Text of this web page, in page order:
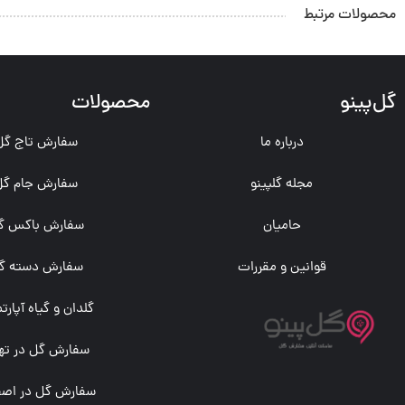
محصولات مرتبط
گل‌پینو
درباره ما
مجله گلپینو
حامیان
قوانین و مقررات
محصولات
سفارش تاج
سفارش جام
سفارش باکس
سفارش دسته
گلدان و گیاه
سفارش گل در
سفارش گل در